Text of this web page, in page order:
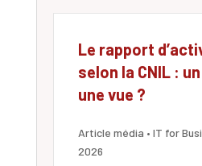
Le rapport
selon la CNIL :
une vue ?
Article média • IT for
2026